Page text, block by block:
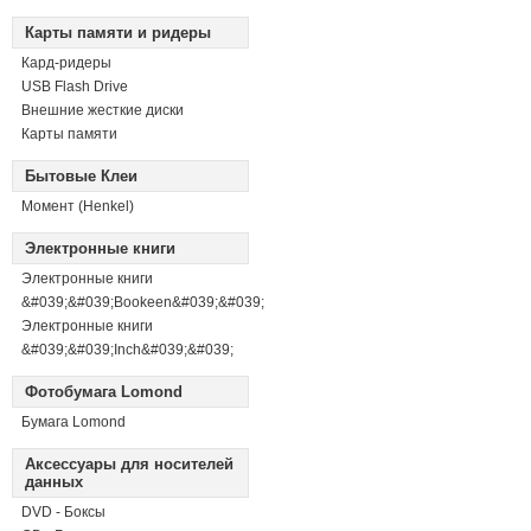
Карты памяти и ридеры
Кард-ридеры
USB Flash Drive
Внешние жесткие диски
Карты памяти
Бытовые Клеи
Момент (Henkel)
Электронные книги
Электронные книги
&#039;&#039;Bookeen&#039;&#039;
Электронные книги
&#039;&#039;Inch&#039;&#039;
Фотобумага Lomond
Бумага Lomond
Аксессуары для носителей
данных
DVD - Боксы